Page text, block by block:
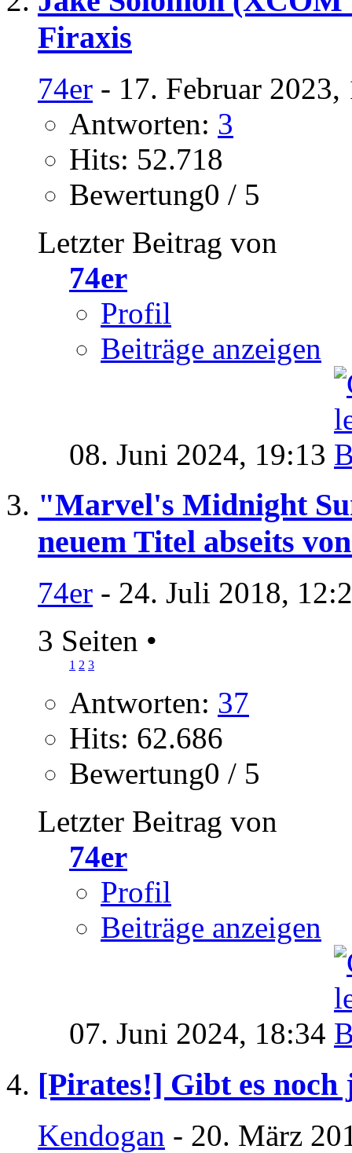
Firaxis
74er - 17. Februar
Antworten: 3
Hits: 52.718
Bewertung0 / 5
Letzter Beitrag von
74er
Profil
Beiträge anzeigen
08. Juni 2024, 19:13
"Marvel's Midnight
neuem Titel abseits
74er - 24. Juli 2018,
3 Seiten •
1 2 3
Antworten: 37
Hits: 62.686
Bewertung0 / 5
Letzter Beitrag von
74er
Profil
Beiträge anzeigen
07. Juni 2024, 18:34
[Pirates!] Gibt es
Kendogan - 20. März